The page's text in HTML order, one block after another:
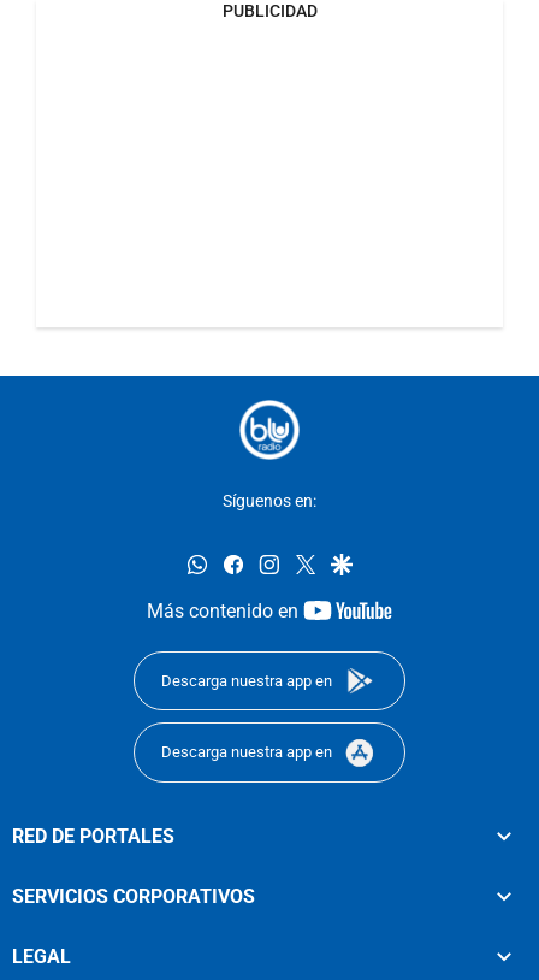
PUBLICIDAD
Síguenos en:
whatsappfacebookinstagram
twittergoogle
Más contenido en
youtube-
Descarga nuestra app en
Descarga nuestra app en
RED DE PORTALES
SERVICIOS CORPORATIVOS
LEGAL